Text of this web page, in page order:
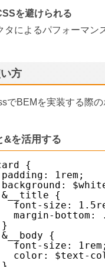
を避けられる
タによるパフォーマン
方
でBEMを実装する際
&を活用する
{
padding: 1rem;
background:
&__title {
font-size:
margin-bottom:
}
&__body {
font-size: 1rem;
color: $text-